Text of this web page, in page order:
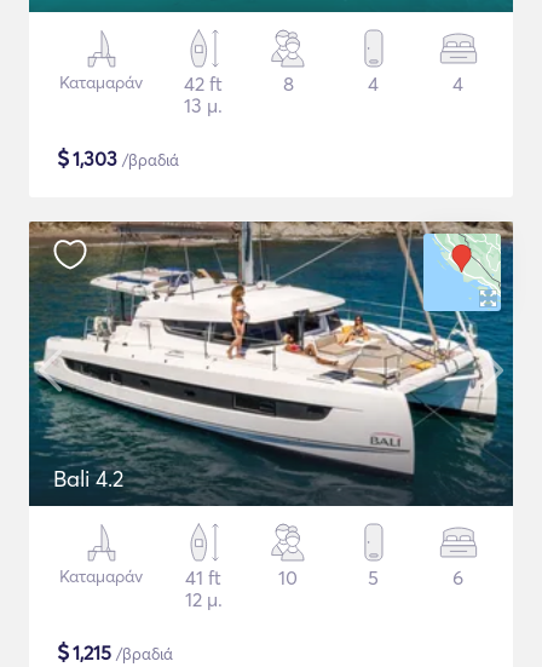
Καταμαράν
42 ft
13 μ.
8 4 4
$1,303 /βραδιά
Bali 4.2
Καταμαράν
41 ft
12 μ.
10 5 6
$1,215 /βραδιά